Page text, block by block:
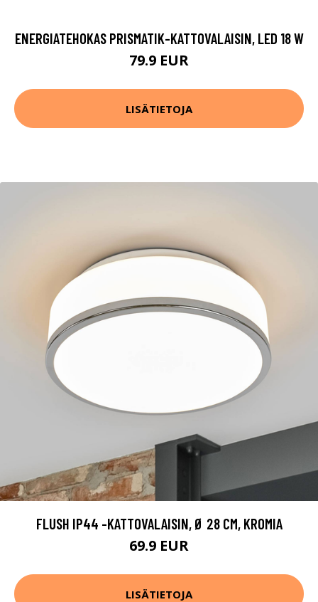
ENERGIATEHOKAS PRISMATIK-KATTOVALAISIN, LED 18 W
79.9 EUR
LISÄTIETOJA
FLUSH IP44 -KATTOVALAISIN, Ø 28 CM, KROMIA
69.9 EUR
LISÄTIETOJA